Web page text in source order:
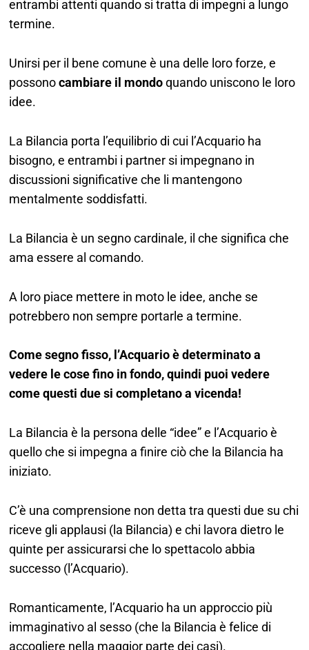
entrambi attenti quando si tratta di impegni a lungo
termine.
Unirsi per il bene comune è una delle loro forze, e
possonocambiare il mondoquando uniscono le loro
idee.
La Bilancia porta l’equilibrio di cui l’Acquario ha
bisogno, e entrambi i partner si impegnano in
discussioni significative che li mantengono
mentalmente soddisfatti.
La Bilancia è un segno cardinale, il che significa che
ama essere al comando.
A loro piace mettere in moto le idee, anche se
potrebbero non sempre portarle a termine.
Come segno fisso, l’Acquario è determinato a
vedere le cose fino in fondo, quindi puoi vedere
come questi due si completano a vicenda!
La Bilancia è la persona delle “idee” e l’Acquario è
quello che si impegna a finire ciò che la Bilancia ha
iniziato.
C’è una comprensione non detta tra questi due su chi
riceve gli applausi (la Bilancia) e chi lavora dietro le
quinte per assicurarsi che lo spettacolo abbia
successo (l’Acquario).
Romanticamente, l’Acquario ha un approccio più
immaginativo al sesso (che la Bilancia è felice di
accogliere nella maggior parte dei casi).